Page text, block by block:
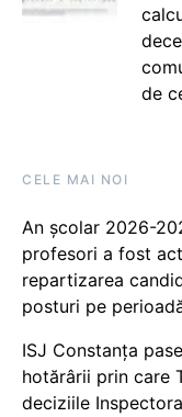
de
CELE MAI NOI
An școlar 2026-
profesori a fost
repartizarea
posturi pe
ISJ Constanța
hotărârii prin care
deciziile